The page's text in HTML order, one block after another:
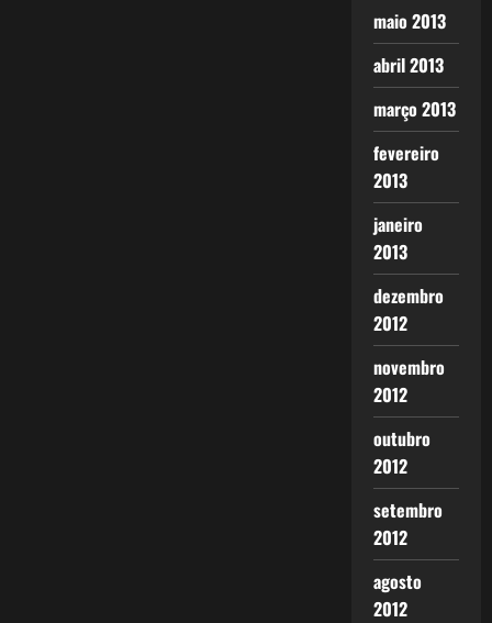
maio 2013
abril 2013
março 2013
fevereiro
2013
janeiro
2013
dezembro
2012
novembro
2012
outubro
2012
setembro
2012
agosto
2012